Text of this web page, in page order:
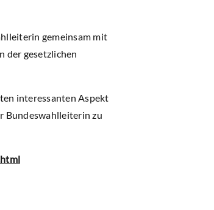
gemeinsam mit
der gesetzlichen
interessanten Aspekt
Bundeswahlleiterin zu